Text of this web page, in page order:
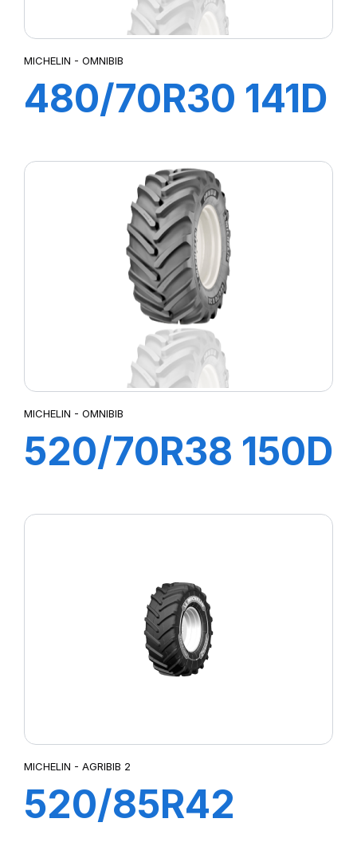
MICHELIN - OMNIBIB
480/70R30 141D
MICHELIN - OMNIBIB
520/70R38 150D
MICHELIN - AGRIBIB 2
520/85R42